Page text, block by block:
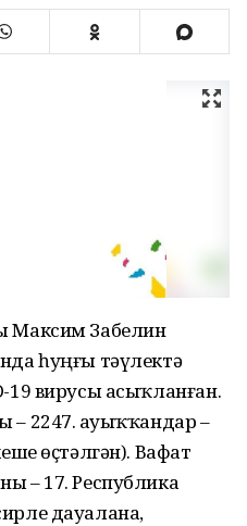
Максим Забелин
һуңғы тәүлектә
19 вирусы асыҡланған.
2247. Һауыҡҡандар –
өҫтәлгән). Вафат
– 17. Республика
дауалана,